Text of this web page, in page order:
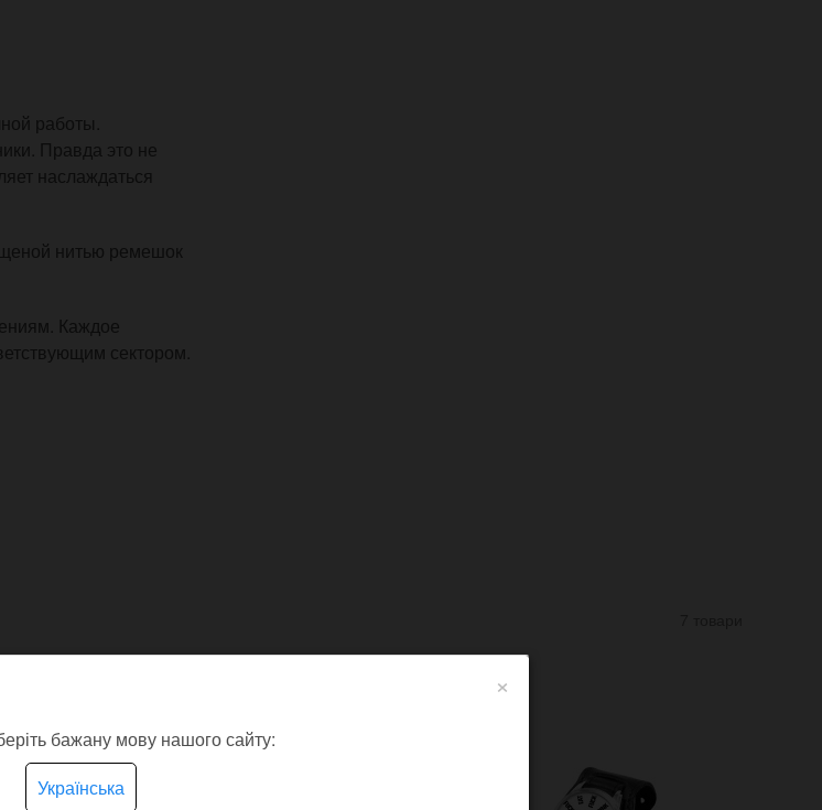
работы.
Правда это не
наслаждаться
нитью ремешок
Каждое
сектором.
×
бажану мову нашого сайту:
Українська